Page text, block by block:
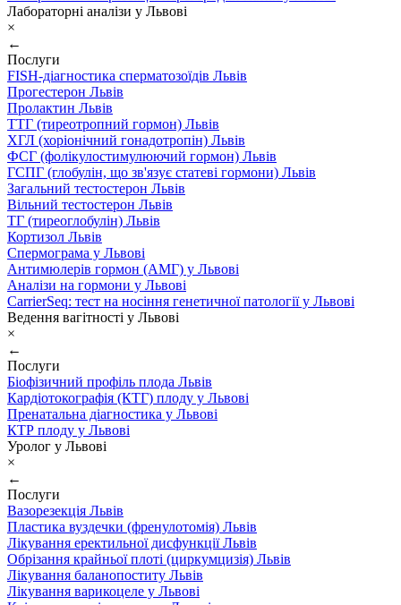
Лабораторні аналізи у Львові
×
←
Послуги
FISH-діагностика сперматозоїдів Львів
Прогестерон Львів
Пролактин Львів
ТТГ (тиреотропний гормон) Львів
ХГЛ (хоріонічний гонадотропін) Львів
ФСГ (фолікулостимулюючий гормон) Львів
ГСПГ (глобулін, що зв'язує статеві гормони) Львів
Загальний тестостерон Львів
Вільний тестостерон Львів
ТГ (тиреоглобулін) Львів
Кортизол Львів
Спермограма у Львові
Антимюлерів гормон (АМГ) у Львові
Аналізи на гормони у Львові
CarrierSeq: тест на носіння генетичної патології у Львові
Ведення вагітності у Львові
×
←
Послуги
Біофізичний профіль плода Львів
Кардіотокографія (КТГ) плоду у Львові
Пренатальна діагностика у Львові
КТР плоду у Львові
Уролог у Львові
×
←
Послуги
Вазорезекція Львів
Пластика вуздечки (френулотомія) Львів
Лікування еректильної дисфункції Львів
Обрізання крайньої плоті (циркумцизія) Львів
Лікування баланопоститу Львів
Лікування варикоцеле у Львові